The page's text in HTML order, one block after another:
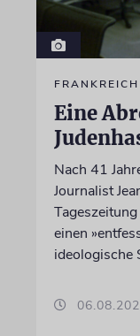
FRANKREICH
Eine
Nach 41
Journalist
einen
ideologische